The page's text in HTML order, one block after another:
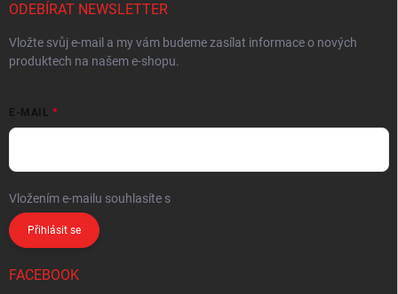
ODEBÍRAT NEWSLETTER
Vložte svůj e-mail a my vám budeme zasílat informace o nových
produktech na našem e-shopu.
E-MAIL
Vložením e-mailu souhlasíte s
Přihlásit se
FACEBOOK